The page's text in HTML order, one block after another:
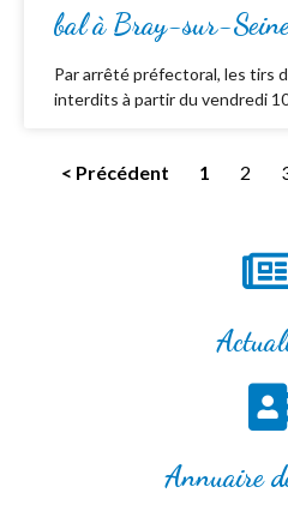
bal à Bray-sur-
Par arrêté préfectoral, les tirs
interdits à partir du vendredi
< Précédent 1 2
Annuaire